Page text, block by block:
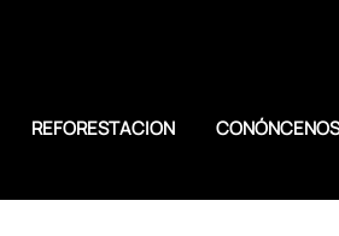
REFORESTACION CONÓNCENOS